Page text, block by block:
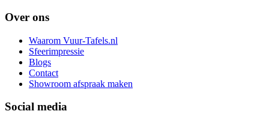
Over ons
Waarom Vuur-Tafels.nl
Sfeerimpressie
Blogs
Contact
Showroom afspraak maken
Social media